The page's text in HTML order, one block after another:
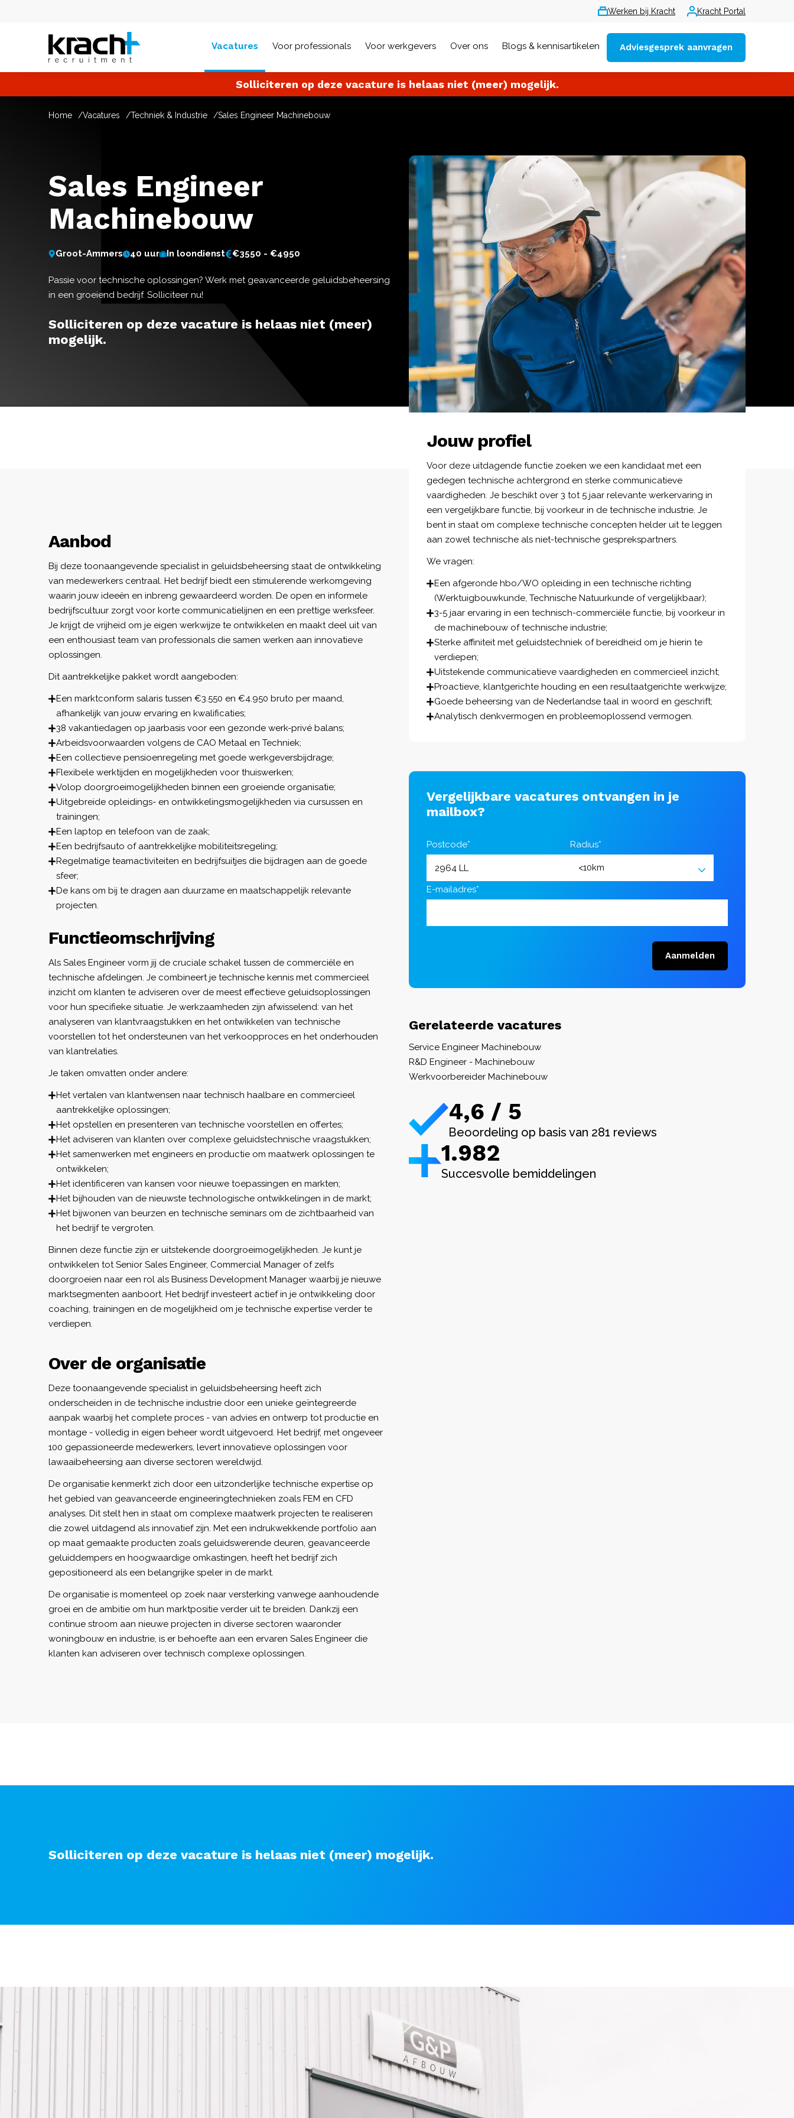
Werken bij Kracht Kracht Portal
Vacatures Voor professionals Voor werkgevers Over ons Blogs & kennisartikelen Adviesgesprek aanvragen
Solliciteren op deze vacature is helaas niet (meer) mogelijk.
Home Vacatures Techniek & Industrie Sales Engineer Machinebouw
Sales Engineer
Machinebouw
Groot-Ammers 40 uur In loondienst €3550 - €4950
Passie voor technische oplossingen? Werk met geavanceerde geluidsbeheersing
in een groeiend bedrijf. Solliciteer nu!
Solliciteren op deze vacature is helaas niet (meer)
mogelijk.
Aanbod
Bij deze toonaangevende specialist in geluidsbeheersing staat de ontwikkeling
van medewerkers centraal. Het bedrijf biedt een stimulerende werkomgeving
waarin jouw ideeën en inbreng gewaardeerd worden. De open en informele
bedrijfscultuur zorgt voor korte communicatielijnen en een prettige werksfeer.
Je krijgt de vrijheid om je eigen werkwijze te ontwikkelen en maakt deel uit van
een enthousiast team van professionals die samen werken aan innovatieve
oplossingen.
Dit aantrekkelijke pakket wordt aangeboden:
Een marktconform salaris tussen €3.550 en €4.950 bruto per maand,
afhankelijk van jouw ervaring en kwalificaties;
38 vakantiedagen op jaarbasis voor een gezonde werk-privé balans;
Arbeidsvoorwaarden volgens de CAO Metaal en Techniek;
Een collectieve pensioenregeling met goede werkgeversbijdrage;
Flexibele werktijden en mogelijkheden voor thuiswerken;
Volop doorgroeimogelijkheden binnen een groeiende organisatie;
Uitgebreide opleidings- en ontwikkelingsmogelijkheden via cursussen en
trainingen;
Een laptop en telefoon van de zaak;
Een bedrijfsauto of aantrekkelijke mobiliteitsregeling;
Regelmatige teamactiviteiten en bedrijfsuitjes die bijdragen aan de goede
sfeer;
De kans om bij te dragen aan duurzame en maatschappelijk relevante
projecten.
Functieomschrijving
Als Sales Engineer vorm jij de cruciale schakel tussen de commerciële en
technische afdelingen. Je combineert je technische kennis met commercieel
inzicht om klanten te adviseren over de meest effectieve geluidsoplossingen
voor hun specifieke situatie. Je werkzaamheden zijn afwisselend: van het
analyseren van klantvraagstukken en het ontwikkelen van technische
voorstellen tot het ondersteunen van het verkoopproces en het onderhouden
van klantrelaties.
Je taken omvatten onder andere:
Het vertalen van klantwensen naar technisch haalbare en commercieel
aantrekkelijke oplossingen;
Het opstellen en presenteren van technische voorstellen en offertes;
Het adviseren van klanten over complexe geluidstechnische vraagstukken;
Het samenwerken met engineers en productie om maatwerk oplossingen te
ontwikkelen;
Het identificeren van kansen voor nieuwe toepassingen en markten;
Het bijhouden van de nieuwste technologische ontwikkelingen in de markt;
Het bijwonen van beurzen en technische seminars om de zichtbaarheid van
het bedrijf te vergroten.
Binnen deze functie zijn er uitstekende doorgroeimogelijkheden. Je kunt je
ontwikkelen tot Senior Sales Engineer, Commercial Manager of zelfs
doorgroeien naar een rol als Business Development Manager waarbij je nieuwe
marktsegmenten aanboort. Het bedrijf investeert actief in je ontwikkeling door
coaching, trainingen en de mogelijkheid om je technische expertise verder te
verdiepen.
Over de organisatie
Deze toonaangevende specialist in geluidsbeheersing heeft zich
onderscheiden in de technische industrie door een unieke geïntegreerde
aanpak waarbij het complete proces - van advies en ontwerp tot productie en
montage - volledig in eigen beheer wordt uitgevoerd. Het bedrijf, met ongeveer
100 gepassioneerde medewerkers, levert innovatieve oplossingen voor
lawaaibeheersing aan diverse sectoren wereldwijd.
De organisatie kenmerkt zich door een uitzonderlijke technische expertise op
het gebied van geavanceerde engineeringtechnieken zoals FEM en CFD
analyses. Dit stelt hen in staat om complexe maatwerk projecten te realiseren
die zowel uitdagend als innovatief zijn. Met een indrukwekkende portfolio aan
op maat gemaakte producten zoals geluidswerende deuren, geavanceerde
geluiddempers en hoogwaardige omkastingen, heeft het bedrijf zich
gepositioneerd als een belangrijke speler in de markt.
De organisatie is momenteel op zoek naar versterking vanwege aanhoudende
groei en de ambitie om hun marktpositie verder uit te breiden. Dankzij een
continue stroom aan nieuwe projecten in diverse sectoren waaronder
woningbouw en industrie, is er behoefte aan een ervaren Sales Engineer die
klanten kan adviseren over technisch complexe oplossingen.
Jouw profiel
Voor deze uitdagende functie zoeken we een kandidaat met een
gedegen technische achtergrond en sterke communicatieve
vaardigheden. Je beschikt over 3 tot 5 jaar relevante werkervaring in
een vergelijkbare functie, bij voorkeur in de technische industrie. Je
bent in staat om complexe technische concepten helder uit te leggen
aan zowel technische als niet-technische gesprekspartners.
We vragen:
Een afgeronde hbo/WO opleiding in een technische richting
(Werktuigbouwkunde, Technische Natuurkunde of vergelijkbaar);
3-5 jaar ervaring in een technisch-commerciële functie, bij voorkeur in
de machinebouw of technische industrie;
Sterke affiniteit met geluidstechniek of bereidheid om je hierin te
verdiepen;
Uitstekende communicatieve vaardigheden en commercieel inzicht;
Proactieve, klantgerichte houding en een resultaatgerichte werkwijze;
Goede beheersing van de Nederlandse taal in woord en geschrift;
Analytisch denkvermogen en probleemoplossend vermogen.
Vergelijkbare vacatures ontvangen in je
mailbox?
Postcode* Radius*
E-mailadres*
Aanmelden
Gerelateerde vacatures
Service Engineer Machinebouw
R&D Engineer - Machinebouw
Werkvoorbereider Machinebouw
4,6 / 5
Beoordeling op basis van 281 reviews
1.982
Succesvolle bemiddelingen
Solliciteren op deze vacature is helaas niet (meer) mogelijk.